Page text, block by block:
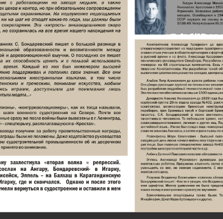
Передвижная выставка «Наша память жива»
объединения пострадавших от политических
братств. Выставка содержит информацию об
лагеря в 2013 году. Использованы материалы
Шмигельского Л.Г., Черняевой Л.И., Остроченко
музея и Северодвинского общества «Совесть».
Текст, фотографии и документы подобраны
Шавериной Галиной Викторовной., электронный
Яковлевичем. Средства на изготовление
«Совесть, депутаты Северодвинского городского
Чесноков Н.Ф.
Выставка была открыта 28 марта 2013 года,
решение Совнаркома № 45 о привлечении к
Наркомата внутренних дел.
Выставка была открыта в центральной библиотеке
Северодвинском молодежном центре, С октября
апреля 2015) находится в учебном центре «Знание».